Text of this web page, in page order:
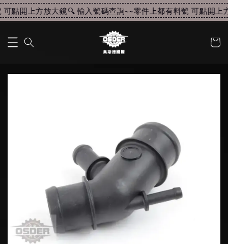
點開上方放大鏡🔍 輸入號碼查詢~~零件上都有料號 可點開上